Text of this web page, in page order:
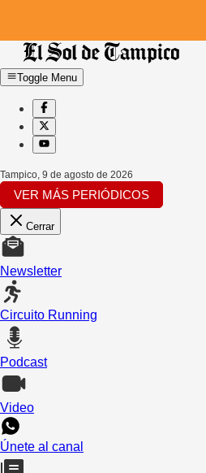
Toggle Menu
Tampico, 9 de agosto de 2026
VER MÁS PERIÓDICOS
Cerrar
Newsletter
Circuito Running
Podcast
Video
Únete al canal